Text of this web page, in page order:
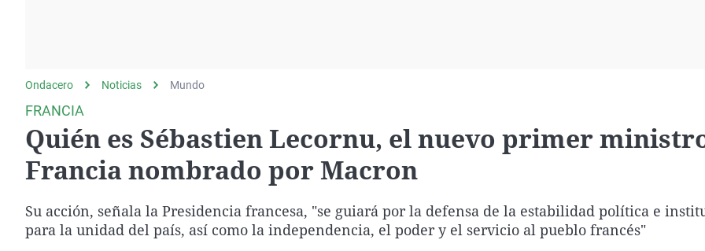
Como el perro y el
Negra
País Vasco
Ondacero Noticias Mundo
FRANCIA
Quién es Sébastien Lecornu, el nuevo primer
Francia nombrado por Macron
Su acción, señala la Presidencia francesa, "se guiará por la defensa de la estabilidad política e
para la unidad del país, así como la independencia, el poder y el servicio al pueblo francés"